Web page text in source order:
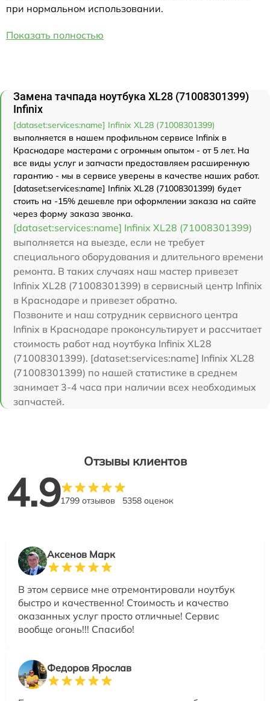
при нормальном использовании.
Показать полностью
Замена тачпада ноутбука XL28 (71008301399)
Infinix
[dataset:services:name] Infinix XL28 (71008301399)
выполняется в нашем профильном сервисе Infinix в
Краснодаре мастерами с огромным опытом - от 5 лет. На
все виды услуг и запчасти предоставляем расширенную
гарантию - мы в сервисе уверены в качестве наших работ.
[dataset:services:name] Infinix XL28 (71008301399) будет
стоить на -15% дешевле при оформлении заказа на сайте
через форму заказа звонка.
[dataset:services:name] Infinix XL28 (71008301399)
выполняется на выезде, если не требует
специального оборудования и длительного времени
ремонта. В таких случаях наш мастер привезет
Infinix XL28 (71008301399) в сервисный центр Infinix
в Краснодаре и привезет обратно.
Позвоните и наш сотрудник сервисного центра
Infinix в Краснодаре проконсультирует и рассчитает
стоимость работ над ноутбука Infinix XL28
(71008301399). [dataset:services:name] Infinix XL28
(71008301399) по нашей статистике в среднем
занимает 3-4 часа при наличии всех необходимых
запчастей.
Отзывы клиентов
4.91799 отзывов 5358 оценок
Аксенов Марк
В этом сервисе мне отремонтировали ноутбук
быстро и качественно! Стоимость и качество
оказанных услуг просто отличные! Сервис
вообще огонь!!! Спасибо!
Федоров Ярослав